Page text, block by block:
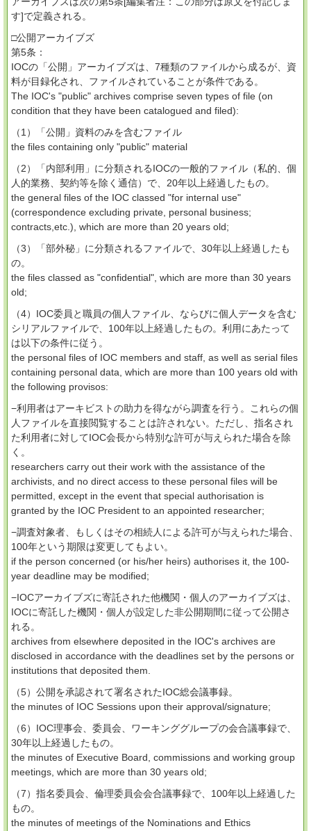
す]で定義される。
□公開アーカイブズ
第5条：
IOCの「公開」アーカイブズは、7種類のファイルから成るが、資
料が目録化され、ファイルされていることが条件である。
The IOC's "public" archives comprise seven types of file (on
condition that they have been catalogued and filed):
（1）「公開」資料のみを含むファイル
the files containing only "public" material
（2）「内部利用」に分類されるIOCの一般的ファイル（私的、個
人的業務、契約等を除く通信）で、20年以上経過したもの。
the general files of the IOC classed "for internal use"
(correspondence excluding private, personal business;
contracts,etc.), which are more than 20 years old;
（3）「部外秘」に分類されるファイルで、30年以上経過したも
の。
the files classed as "confidential", which are more than 30 years
old;
（4）IOC委員と職員の個人ファイル、ならびに個人データを含む
シリアルファイルで、100年以上経過したもの。利用にあたって
は以下の条件に従う。
the personal files of IOC members and staff, as well as serial files
containing personal data, which are more than 100 years old with
the following provisos:
−利用者はアーキビストの助力を得ながら調査を行う。これらの個
人ファイルを直接閲覧することは許されない。ただし、指名され
た利用者に対してIOC会長から特別な許可が与えられた場合を除
く。
researchers carry out their work with the assistance of the
archivists, and no direct access to these personal files will be
permitted, except in the event that special authorisation is
granted by the IOC President to an appointed researcher;
−調査対象者、もしくはその相続人による許可が与えられた場合、
100年という期限は変更してもよい。
if the person concerned (or his/her heirs) authorises it, the 100-
year deadline may be modified;
−IOCアーカイブズに寄託された他機関・個人のアーカイブズは、
IOCに寄託した機関・個人が設定した非公開期間に従って公開さ
れる。
archives from elsewhere deposited in the IOC's archives are
disclosed in accordance with the deadlines set by the persons or
institutions that deposited them.
（5）公開を承認されて署名されたIOC総会議事録。
the minutes of IOC Sessions upon their approval/signature;
（6）IOC理事会、委員会、ワーキンググループの会合議事録で、
30年以上経過したもの。
the minutes of Executive Board, commissions and working group
meetings, which are more than 30 years old;
（7）指名委員会、倫理委員会会合議事録で、100年以上経過した
もの。
the minutes of meetings of the Nominations and Ethics